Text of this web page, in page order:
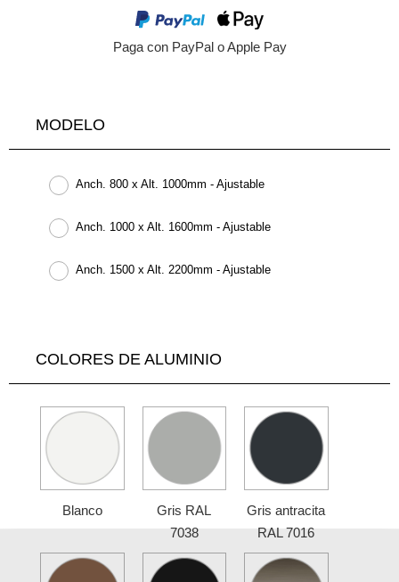
Paga con PayPal o Apple Pay
MODELO
Anch. 800 x Alt. 1000mm - Ajustable
Anch. 1000 x Alt. 1600mm - Ajustable
Anch. 1500 x Alt. 2200mm - Ajustable
COLORES DE ALUMINIO
Blanco
Gris RAL
7038
Gris antracita
RAL 7016